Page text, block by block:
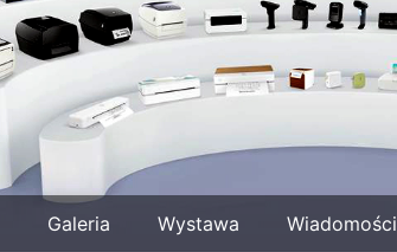
Galeria Wystawa Wiadomości